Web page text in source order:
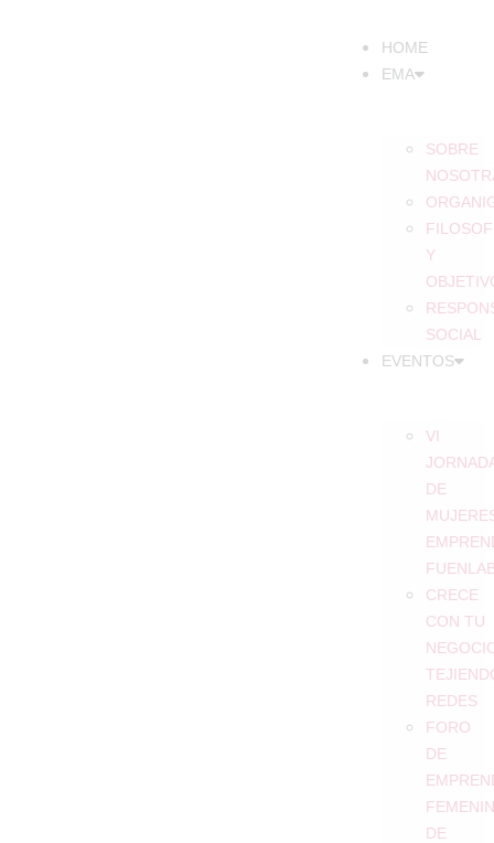
HOME
EMA
SOBRE
Y
SOCIAL
EVENTOS
VI
DE
CRECE
CON TU
REDES
FORO
DE
DE